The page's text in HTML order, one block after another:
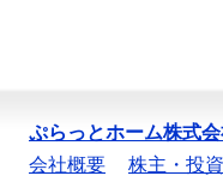
ぷらっとホーム株式
会社概要
株主・投